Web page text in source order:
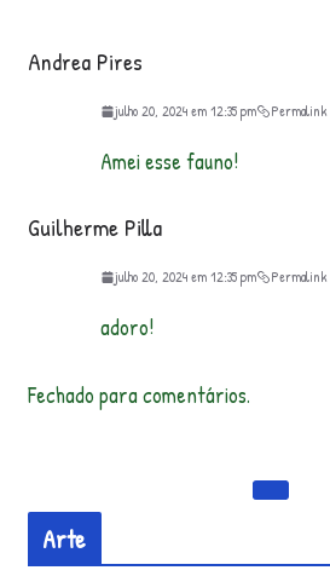
Andrea Pires
julho 20, 2024 em 12:35 pm Permalink
Amei esse fauno!
Guilherme Pilla
julho 20, 2024 em 12:35 pm Permalink
adoro!
Fechado para comentários.
Arte